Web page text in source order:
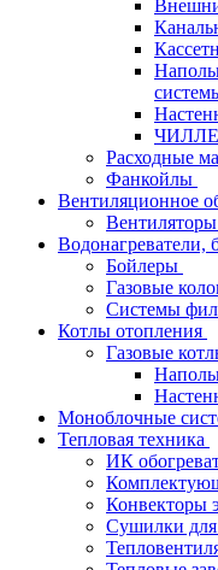
Расходные
Фанкойлы
Вентиляционное
Вентиляторы
Водонагреватели,
Бойлеры
Газовые
Системы
Котлы отопления
Газовые
Моноблочные
Тепловая техника
ИК
Конвекторы
Сушилки